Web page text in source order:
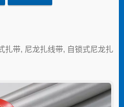
扎带, 尼龙扎线带, 自锁式尼龙扎